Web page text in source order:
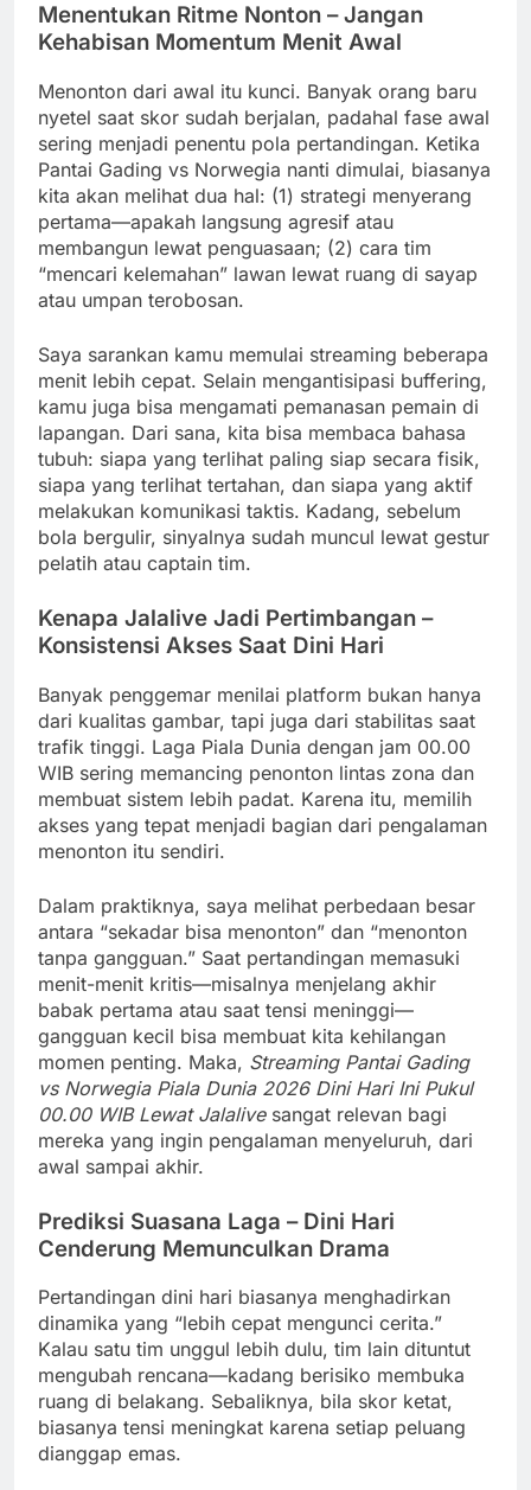
Menentukan Ritme Nonton – Jangan
Kehabisan Momentum Menit Awal
Menonton dari awal itu kunci. Banyak orang baru
nyetel saat skor sudah berjalan, padahal fase awal
sering menjadi penentu pola pertandingan. Ketika
Pantai Gading vs Norwegia nanti dimulai, biasanya
kita akan melihat dua hal: (1) strategi menyerang
pertama—apakah langsung agresif atau
membangun lewat penguasaan; (2) cara tim
“mencari kelemahan” lawan lewat ruang di sayap
atau umpan terobosan.
Saya sarankan kamu memulai streaming beberapa
menit lebih cepat. Selain mengantisipasi buffering,
kamu juga bisa mengamati pemanasan pemain di
lapangan. Dari sana, kita bisa membaca bahasa
tubuh: siapa yang terlihat paling siap secara fisik,
siapa yang terlihat tertahan, dan siapa yang aktif
melakukan komunikasi taktis. Kadang, sebelum
bola bergulir, sinyalnya sudah muncul lewat gestur
pelatih atau captain tim.
Kenapa Jalalive Jadi Pertimbangan –
Konsistensi Akses Saat Dini Hari
Banyak penggemar menilai platform bukan hanya
dari kualitas gambar, tapi juga dari stabilitas saat
trafik tinggi. Laga Piala Dunia dengan jam 00.00
WIB sering memancing penonton lintas zona dan
membuat sistem lebih padat. Karena itu, memilih
akses yang tepat menjadi bagian dari pengalaman
menonton itu sendiri.
Dalam praktiknya, saya melihat perbedaan besar
antara “sekadar bisa menonton” dan “menonton
tanpa gangguan.” Saat pertandingan memasuki
menit-menit kritis—misalnya menjelang akhir
babak pertama atau saat tensi meninggi—
gangguan kecil bisa membuat kita kehilangan
momen penting. Maka, Streaming Pantai Gading
vs Norwegia Piala Dunia 2026 Dini Hari Ini Pukul
00.00 WIB Lewat Jalalivesangat relevan bagi
mereka yang ingin pengalaman menyeluruh, dari
awal sampai akhir.
Prediksi Suasana Laga – Dini Hari
Cenderung Memunculkan Drama
Pertandingan dini hari biasanya menghadirkan
dinamika yang “lebih cepat mengunci cerita.”
Kalau satu tim unggul lebih dulu, tim lain dituntut
mengubah rencana—kadang berisiko membuka
ruang di belakang. Sebaliknya, bila skor ketat,
biasanya tensi meningkat karena setiap peluang
dianggap emas.